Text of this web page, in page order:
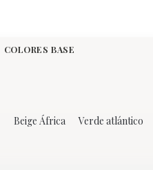
COLORES BASE
Beige África Verde atlántico